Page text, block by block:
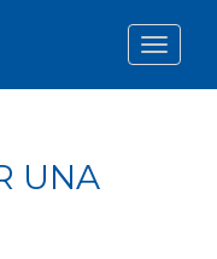
Toggle
UNA